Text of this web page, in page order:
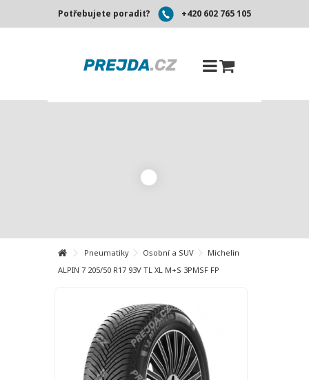
Potřebujete poradit? +420 602 765 105
Pneumatiky Osobní a SUV
Michelin
ALPIN 7 205/50 R17 93V TL XL M+S 3PMSF FP